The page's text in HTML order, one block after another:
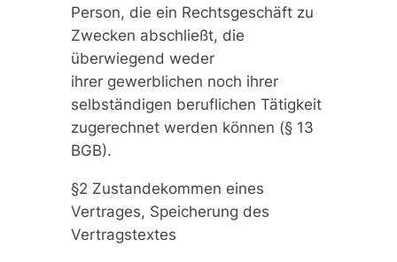
Person, die ein Rechtsgeschäft zu
Zwecken abschließt, die
überwiegend weder
ihrer gewerblichen noch ihrer
selbständigen beruflichen Tätigkeit
zugerechnet werden können (§ 13
BGB).
§2 Zustandekommen eines
Vertrages, Speicherung des
Vertragstextes